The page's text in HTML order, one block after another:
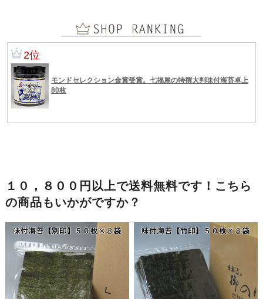
１０，８００円以上で送料無料です！こちら
の商品もいかがですか？